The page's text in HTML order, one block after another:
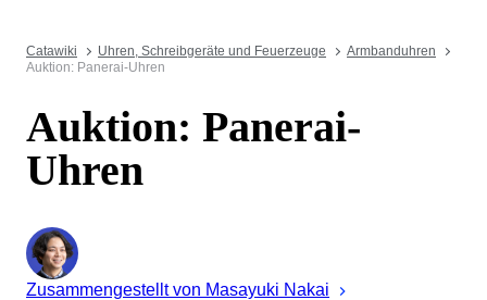
Catawiki Uhren, Schreibgeräte und Feuerzeuge
Armbanduhren
Auktion: Panerai-Uhren
Auktion: Panerai-
Uhren
Zusammengestellt von Masayuki Nakai